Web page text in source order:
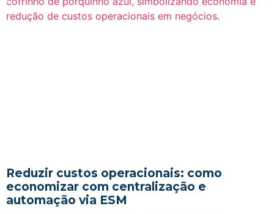
Reduzir custos operacionais: como
economizar com centralização e
automação via ESM